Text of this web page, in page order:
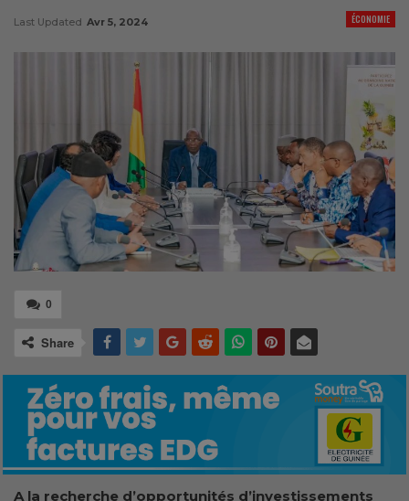
ÉCONOMIE
Last Updated Avr 5, 2024
0
Share
A la recherche d’opportunités d’investissements